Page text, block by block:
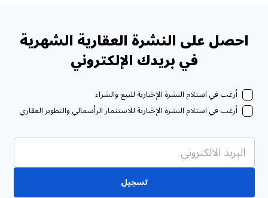
احصل على النشرة العقارية الشهرية
في بريدك الإلكتروني
أرغب في استلام النشرة الإخبارية للبيع والشراء
أرغب في استلام النشرة الإخبارية للاستثمار الرأسمالي والتطوير العقاري
تسجيل